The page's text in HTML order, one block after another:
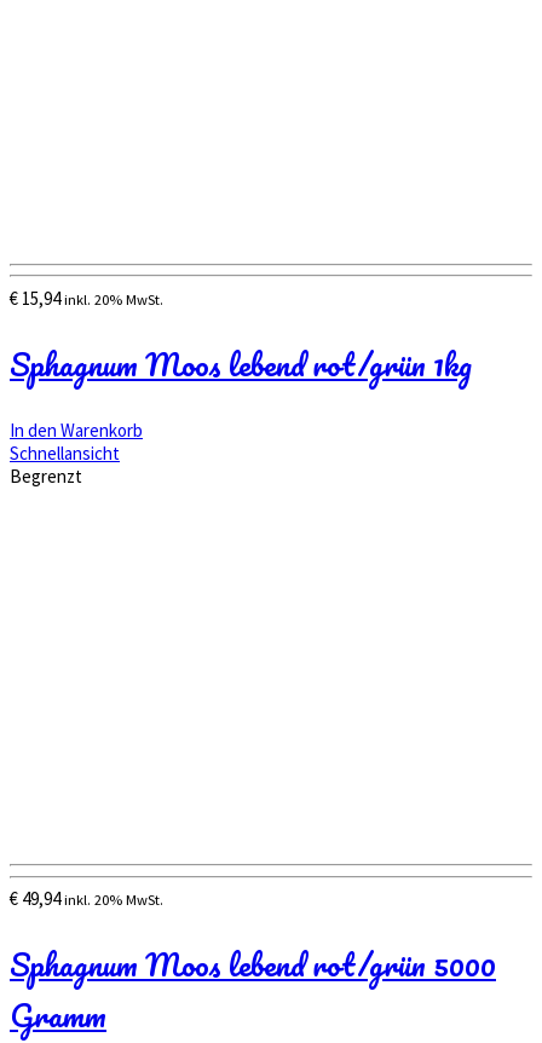
€ 15,94 inkl. 20% MwSt.
Sphagnum Moos lebend rot/grün 1kg
In den Warenkorb
Schnellansicht
Begrenzt
€ 49,94 inkl. 20% MwSt.
Sphagnum Moos lebend rot/grün 5000
Gramm